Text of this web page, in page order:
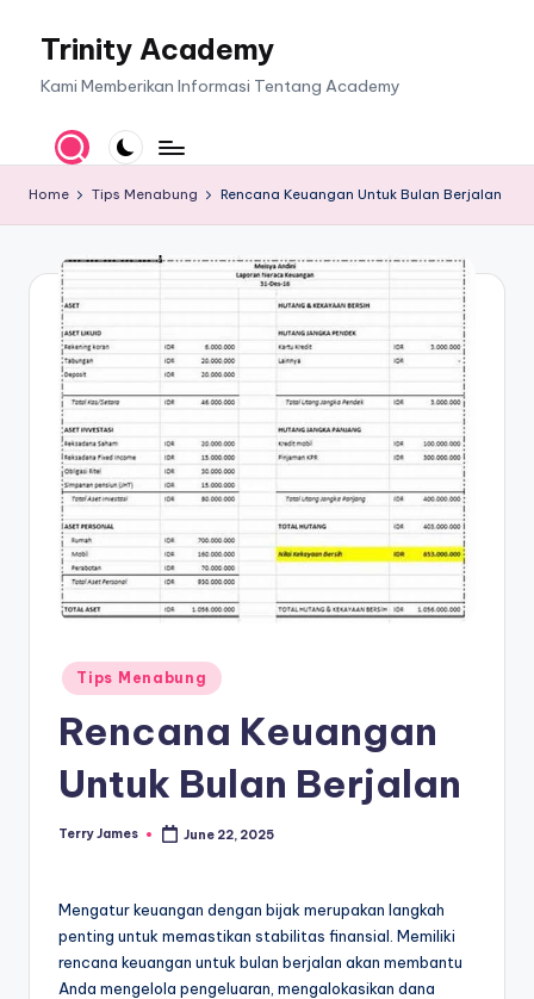
Trinity Academy
Kami Memberikan Informasi Tentang Academy
Home Tips Menabung Rencana Keuangan Untuk Bulan Berjalan
Posted
in
Tips Menabung
Rencana Keuangan
Untuk Bulan Berjalan
Posted
Terry James June 22, 2025
Mengatur keuangan dengan bijak merupakan langkah
penting untuk memastikan stabilitas finansial. Memiliki
rencana keuangan untuk bulan berjalan akan membantu
Anda mengelola pengeluaran, mengalokasikan dana